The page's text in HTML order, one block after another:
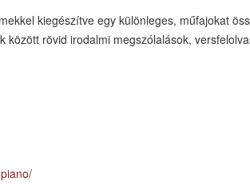
kiegészítve egy különleges, műfajokat
rövid irodalmi megszólalások,